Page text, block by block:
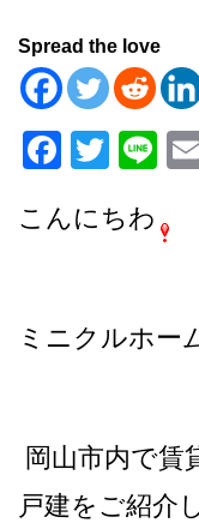
Spread the love
F
c
o
T
tt
Li
e
こんにちわ
ミニクルホー
岡山市内で賃
戸建をご紹介